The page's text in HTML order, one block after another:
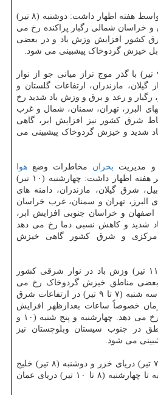
وی درباره ی شرایط جوی اواسط هفته اظهار داشت: دوشنبه (۸ تیر)
و خراسان شمالی رگبار پراکنده رخ می
کشور افزایش وزش باد و در بعضی
خیزش گردوخاک پیشبینی می شود.
ضیاییان افزود: سه شنبه (۹ تیر) با گذر موج تراز میانی جو از نوار
مازندران، ارتفاعات گلستان و
رگبار و رعد و برق و وزش باد شدید رخ
البرز، تهران، سمنان، شمال و غرب
شرق کشور نیز افزایش ابر، گاهی
شدید و خیزش گردوخاک پیشبینی می
و مدیریت بحران مخاطرات وضع هوا
درباره ی شرایط جوی اواخر هفته اظهار داشت: چهارشنبه (۱۰ تیر)
شرق گیلان، مازندران، دامنه های
البرز، تهران و سمنان، غرب خراسان
و خراسان جنوبی افزایش ابر،
شدید و کاهش نسبی دما رخ می دهد
مرکزی و شرق کشور گاهی خیزش
وی اضافه کرد: پنج شنبه (۱۱ تیر) وزش باد در نوار شرقی کشور
بعضی مناطق خیزش گردوخاک رخ می
دهد. همین طور یک شنبه تا سه شنبه (۷ تا ۹ تیر) در ارتفاعات شرق
خصوصاً ساعات بعدازظهر افزایش
ابر گاهی رگبار و رعدوبرق رخ می دهد. چهارشنبه و پنج شنبه (۱۰ و
در جنوب سیستان وبلوچستان نیز
می شود.
به گفته ضیاییان، یک شنبه (۷ تیر) دریای خزر و دوشنبه (۸ تیر) خلیج
فارس و تنگه هرمز و دوشنبه تا چهارشنبه (۸ تا ۱۰ تیر) دریای عمان